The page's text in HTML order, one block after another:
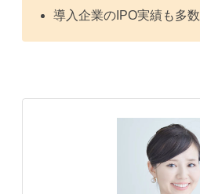
導入企業のIPO実績も多数